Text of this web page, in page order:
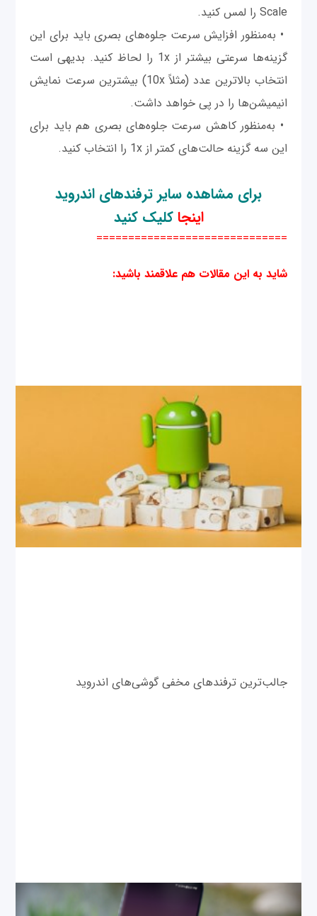
Scale را لمس کنید.
• به‌منظور افزایش سرعت جلوه‌های بصری باید برای این
گزینه‌ها سرعتی بیشتر از 1x را لحاظ کنید. بدیهی است
انتخاب بالاترین عدد (مثلاً 10x) بیشترین سرعت نمایش
انیمیشن‌ها را در پی خواهد داشت.
• به‌منظور کاهش سرعت جلوه‌های بصری هم باید برای
این سه گزینه حالت‌های کمتر از 1x را انتخاب کنید.
برای مشاهده سایر ترفند‌های اندروید
اینجاکلیک کنید
==============================
شاید به این مقالات هم علاقمند باشید:
جالب‌ترین ترفندهای مخفی گوشی‌های اندروید